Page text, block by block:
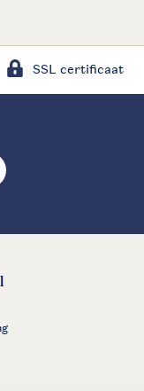
SSL certificaat